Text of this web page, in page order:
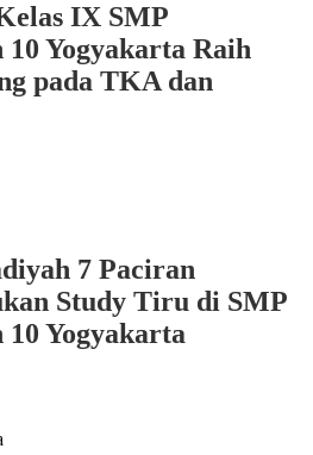
IX SMP
Yogyakarta Raih
pada TKA dan
7 Paciran
Study Tiru di SMP
Yogyakarta